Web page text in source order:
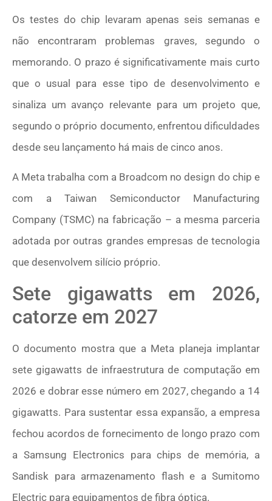
Os testes do chip levaram apenas seis semanas e
não encontraram problemas graves, segundo o
memorando. O prazo é significativamente mais curto
que o usual para esse tipo de desenvolvimento e
sinaliza um avanço relevante para um projeto que,
segundo o próprio documento, enfrentou dificuldades
desde seu lançamento há mais de cinco anos.
A Meta trabalha com a Broadcom no design do chip e
com a Taiwan Semiconductor Manufacturing
Company (TSMC) na fabricação – a mesma parceria
adotada por outras grandes empresas de tecnologia
que desenvolvem silício próprio.
Sete gigawatts em 2026,
catorze em 2027
O documento mostra que a Meta planeja implantar
sete gigawatts de infraestrutura de computação em
2026 e dobrar esse número em 2027, chegando a 14
gigawatts. Para sustentar essa expansão, a empresa
fechou acordos de fornecimento de longo prazo com
a Samsung Electronics para chips de memória, a
Sandisk para armazenamento flash e a Sumitomo
Electric para equipamentos de fibra óptica.